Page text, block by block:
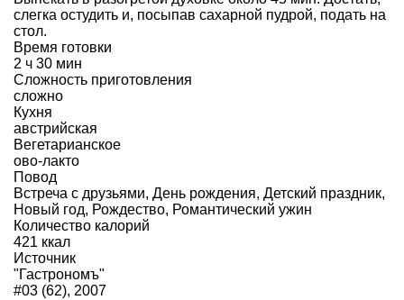
слегка остудить и, посыпав сахарной пудрой, подать на
стол.
Время готовки
2 ч 30 мин
Сложность приготовления
сложно
Кухня
австрийская
Вегетарианское
ово-лакто
Повод
Встреча с друзьями, День рождения, Детский праздник,
Новый год, Рождество, Романтический ужин
Количество калорий
421 ккал
Источник
"Гастрономъ"
#03 (62), 2007